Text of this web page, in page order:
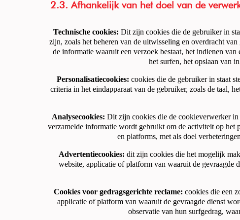
2.3. Afhankelijk van het doel van de
Technische cookies: Dit zijn cookies die de gebruiker in
zijn, zoals het beheren van de uitwisseling en overdracht
de informatie waaruit een verzoek bestaat, het indienen
het surfen, het opslaan van
Personalisatiecookies: cookies die de gebruiker in staat
criteria in het eindapparaat van de gebruiker, zoals de taal,
Analysecookies: Dit zijn cookies die de cookieverwerker in
verzamelde informatie wordt gebruikt om de activiteit op het
en platforms, met als doel
Advertentiecookies: dit zijn cookies die het mogelijk
website, applicatie of platform van waaruit de gevraagde
Cookies voor gedragsgerichte reclame: cookies die een
applicatie of platform van waaruit de gevraagde dienst
observatie van hun surfgedrag,